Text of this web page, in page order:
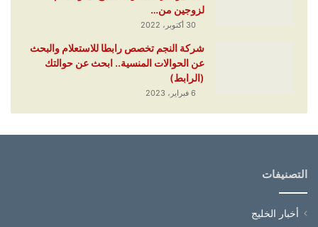
لزوجين من…
30 أكتوبر، 2022
شركة النجم تخصص رابطا للاستعلام والبحث
عن الحوالات المنسية.. ابحث عن حوالتك
(الرابط)
6 فبراير، 2023
التصنيفات
أخبار الخليج